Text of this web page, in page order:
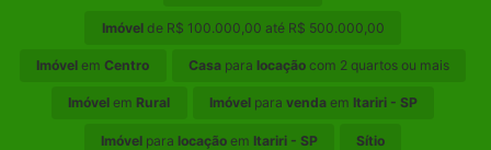
Imóvelde R$ 100.000,00 até R$ 500.000,00
Imóvel emCentro Casapara locaçãocom 2 quartos ou mais
Imóvel em Rural Imóvelpara vendaem Itariri - SP
Imóvelpara locaçãoem Itariri - SP Sítio